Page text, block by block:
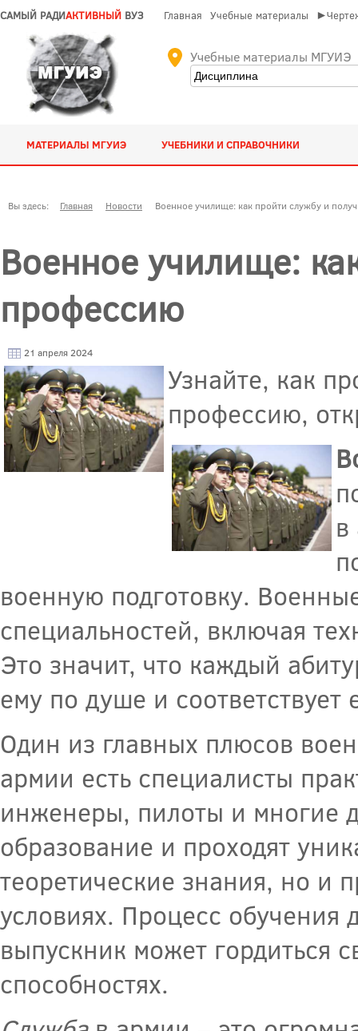
САМЫЙ РАДИАКТИВНЫЙ ВУЗ Главная Учебные материалы
Учебные материалы МГУИЭ
МАТЕРИАЛЫ МГУИЭ УЧЕБНИКИ И СПРАВОЧНИКИ
Вы здесь: Главная Новости Военное училище: как пройти службу и
Военное училище:
профессию
21 апреля 2024
Узнайте, как
профессию,
в
военную подготовку.
специальностей, включая
Это значит, что каждый
ему по душе и соответствует
Один из главных плюсов
армии есть специалисты
инженеры, пилоты и многие
образование и проходят
теоретические знания, но и
условиях. Процесс обучения
выпускник может гордиться
способностях.